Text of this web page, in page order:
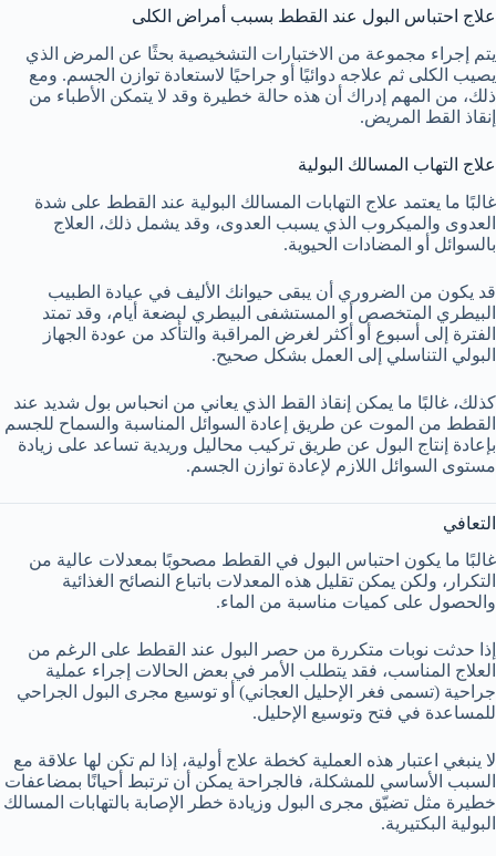
علاج احتباس البول عند القطط بسبب أمراض الكلى
يتم إجراء مجموعة من الاختبارات التشخيصية بحثًا عن المرض الذي
يصيب الكلى ثم علاجه دوائيًا أو جراحيًا لاستعادة توازن الجسم. ومع
ذلك، من المهم إدراك أن هذه حالة خطيرة وقد لا يتمكن الأطباء من
إنقاذ القط المريض.
علاج التهاب المسالك البولية
غالبًا ما يعتمد علاج التهابات المسالك البولية عند القطط على شدة
العدوى والميكروب الذي يسبب العدوى، وقد يشمل ذلك، العلاج
بالسوائل أو المضادات الحيوية.
قد يكون من الضروري أن يبقى حيوانك الأليف في عيادة الطبيب
البيطري المتخصص أو المستشفى البيطري لبضعة أيام، وقد تمتد
الفترة إلى أسبوع أو أكثر لغرض المراقبة والتأكد من عودة الجهاز
البولي التناسلي إلى العمل بشكل صحيح.
كذلك، غالبًا ما يمكن إنقاذ القط الذي يعاني من انحباس بول شديد عند
القطط من الموت عن طريق إعادة السوائل المناسبة والسماح للجسم
بإعادة إنتاج البول عن طريق تركيب محاليل وريدية تساعد على زيادة
مستوى السوائل اللازم لإعادة توازن الجسم.
التعافي
غالبًا ما يكون احتباس البول في القطط مصحوبًا بمعدلات عالية من
التكرار، ولكن يمكن تقليل هذه المعدلات باتباع النصائح الغذائية
والحصول على كميات مناسبة من الماء.
إذا حدثت نوبات متكررة من حصر البول عند القطط على الرغم من
العلاج المناسب، فقد يتطلب الأمر في بعض الحالات إجراء عملية
جراحية (تسمى فغر الإحليل العجاني) أو توسيع مجرى البول الجراحي
للمساعدة في فتح وتوسيع الإحليل.
لا ينبغي اعتبار هذه العملية كخطة علاج أولية، إذا لم تكن لها علاقة مع
السبب الأساسي للمشكلة، فالجراحة يمكن أن ترتبط أحيانًا بمضاعفات
خطيرة مثل تضيّق مجرى البول وزيادة خطر الإصابة بالتهابات المسالك
البولية البكتيرية.